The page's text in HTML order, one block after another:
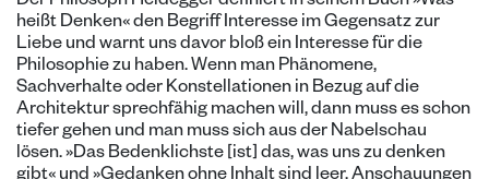
heißt Denken« den Begriff Interesse im Gegensatz zur
Liebe und warnt uns davor bloß ein Interesse für die
Philosophie zu haben. Wenn man Phänomene,
Sachverhalte oder Konstellationen in Bezug auf die
Architektur sprechfähig machen will, dann muss es schon
tiefer gehen und man muss sich aus der Nabelschau
lösen. »Das Bedenklichste [ist] das, was uns zu denken